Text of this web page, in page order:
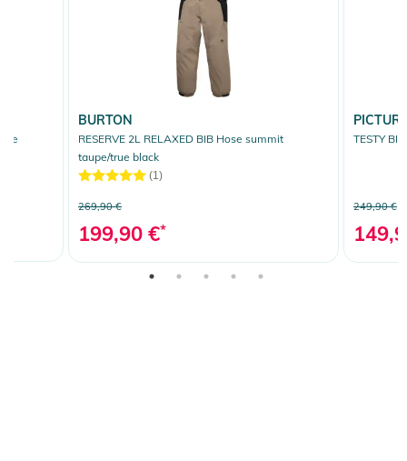
BURTON
RESERVE 2L RELAXED BIB Hose summit
taupe/true black
(1)
269,90 €
199,90 €*
PICTURE
TESTY
249,90 €